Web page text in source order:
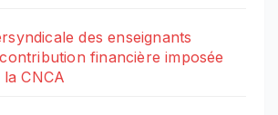
des enseignants
financière imposée
CNCA